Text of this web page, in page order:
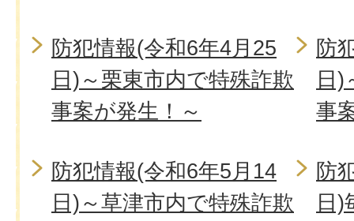
防犯情報(令和6年4月25
日)～栗東市内で特殊詐欺
事案が発生！～
防
日)
事
防犯情報(令和6年5月14
日)～草津市内で特殊詐欺
防
日)